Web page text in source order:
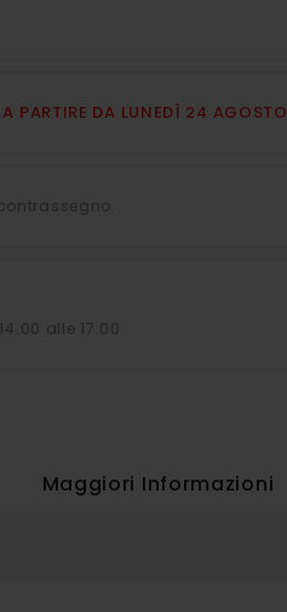
PARTIRE DA LUNEDÌ 24 AGOSTO
alle 17.00
Maggiori Informazioni